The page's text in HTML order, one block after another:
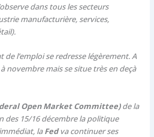
dans tous les secteurs
manufacturière, services,
l’emploi se redresse légèrement. A
novembre mais se situe très en deçà
Open Market Committee)de la
des 15/16 décembre la politique
laFedva continuer ses